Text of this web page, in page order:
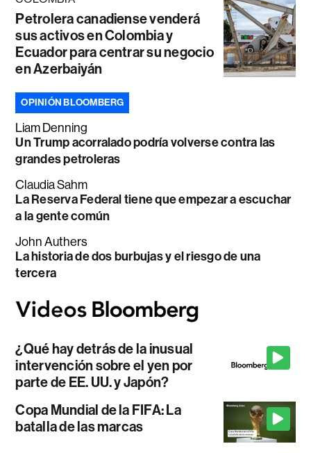
Petrolera canadiense venderá
sus activos en Colombia y
Ecuador para centrar su negocio
en Azerbaiyán
OPINIÓN BLOOMBERG
Liam Denning
Un Trump acorralado podría volverse contra las
grandes petroleras
Claudia Sahm
La Reserva Federal tiene que empezar a escuchar
a la gente común
John Authers
La historia de dos burbujas y el riesgo de una
tercera
¿Qué hay detrás de la inusual
intervención sobre el yen por
parte de EE. UU. y Japón?
Copa Mundial de la FIFA: La
batalla de las marcas